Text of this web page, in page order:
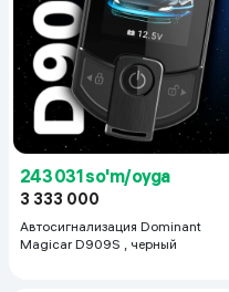
243 031 so'm/oyga
3 333 000
Автосигнализация Dominant
Magicar D909S , черный